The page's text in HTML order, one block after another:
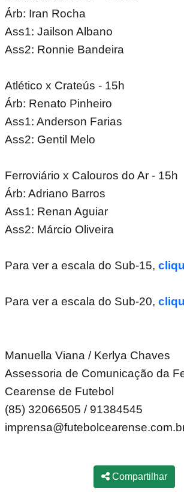
Árb: Iran Rocha
Ass1: Jailson Albano
Ass2: Ronnie Bandeira
Atlético x Crateús - 15h
Árb: Renato Pinheiro
Ass1: Anderson Farias
Ass2: Gentil Melo
Ferroviário x Calouros do Ar - 15h
Árb: Adriano Barros
Ass1: Renan Aguiar
Ass2: Márcio Oliveira
Para ver a escala do Sub-15,
Para ver a escala do Sub-20,
Manuella Viana / Kerlya Chaves
Assessoria de Comunicação da
Cearense de Futebol
(85) 32066505 / 91384545
Compartilhar